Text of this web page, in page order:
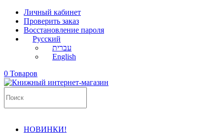
Личный кабинет
Проверить заказ
Восстановление пароля
Русский
עברית
English
0 Товаров
НОВИНКИ!